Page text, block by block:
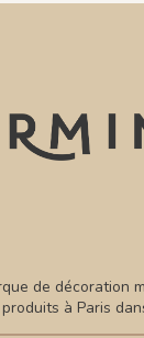
de décoration
à Paris